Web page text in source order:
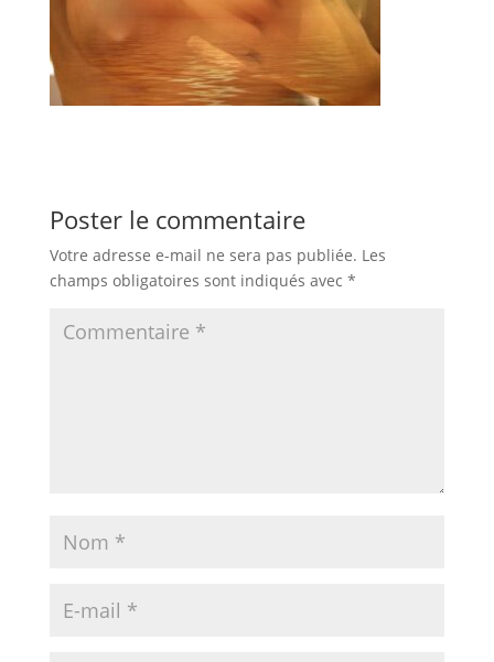
Poster le commentaire
Votre adresse e-mail ne sera pas publiée. Les
champs obligatoires sont indiqués avec *